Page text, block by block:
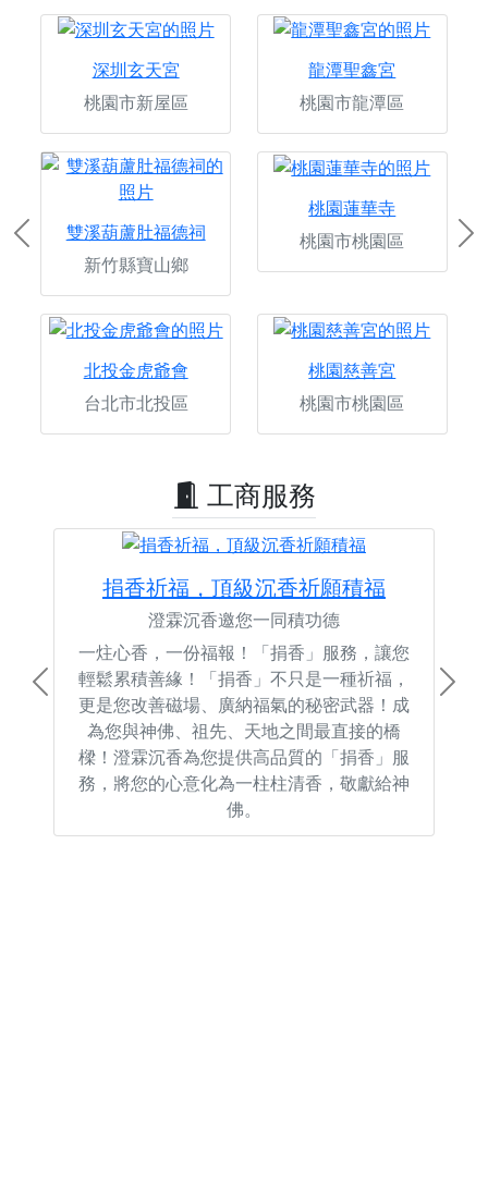
深圳玄天宮
桃園市新屋區
龍潭聖鑫宮
桃園市龍潭區
雙溪葫蘆肚福德祠
新竹縣寶山鄉
桃園蓮華寺
桃園市桃園區
北投金虎爺會
台北市北投區
桃園慈善宮
桃園市桃園區
Previous
工商服務
捐香祈福，頂級沉香祈願積福
澄霖沉香邀您一同積功德
一炷心香，一份福報！「捐香」服務，讓您
輕鬆累積善緣！「捐香」不只是一種祈福，
更是您改善磁場、廣納福氣的秘密武器！成
為您與神佛、祖先、天地之間最直接的橋
樑！澄霖沉香為您提供高品質的「捐香」服
務，將您的心意化為一柱柱清香，敬獻給神
佛。
Previous Next